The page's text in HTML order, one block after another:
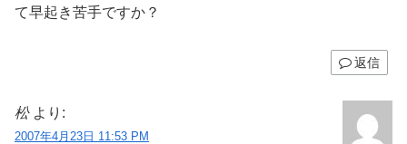
て早起き苦手ですか？
返信
松 より:
2007年4月23日 11:53 PM